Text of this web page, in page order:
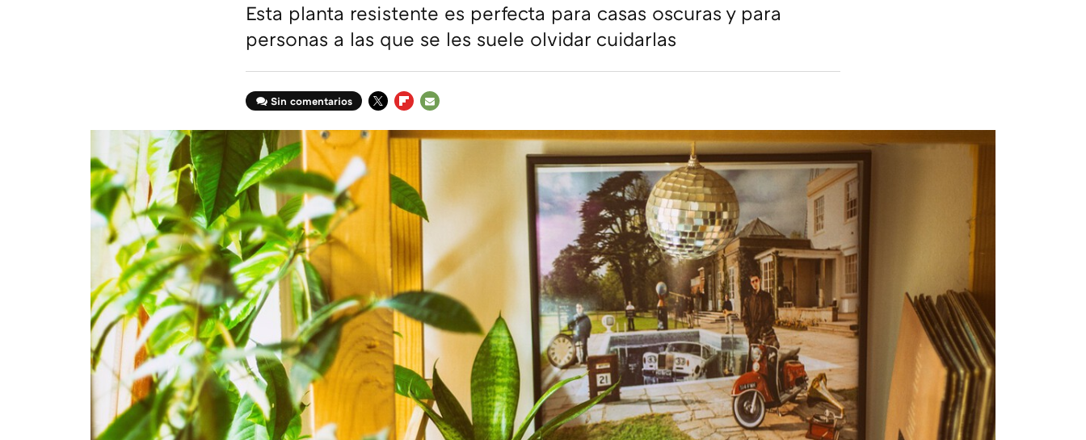
Esta planta resistente es perfecta para casas oscuras y para
personas a las que se les suele olvidar cuidarlas
Sin comentarios
MAIL